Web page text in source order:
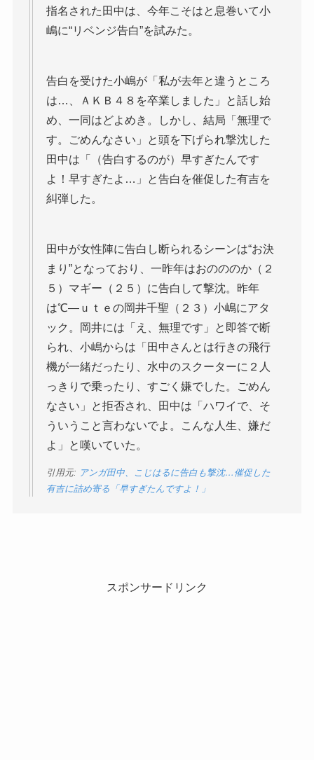
指名された田中は、今年こそはと息巻いて小
嶋に“リベンジ告白”を試みた。
告白を受けた小嶋が「私が去年と違うところ
は…、ＡＫＢ４８を卒業しました」と話し始
め、一同はどよめき。しかし、結局「無理で
す。ごめんなさい」と頭を下げられ撃沈した
田中は「（告白するのが）早すぎたんです
よ！早すぎたよ…」と告白を催促した有吉を
糾弾した。
田中が女性陣に告白し断られるシーンは“お決
まり”となっており、一昨年はおのののか（２
５）マギー（２５）に告白して撃沈。昨年
は℃―ｕｔｅの岡井千聖（２３）小嶋にアタ
ック。岡井には「え、無理です」と即答で断
られ、小嶋からは「田中さんとは行きの飛行
機が一緒だったり、水中のスクーターに２人
っきりで乗ったり、すごく嫌でした。ごめん
なさい」と拒否され、田中は「ハワイで、そ
ういうこと言わないでよ。こんな人生、嫌だ
よ」と嘆いていた。
引用元: アンガ田中、こじはるに告白も撃沈…催促した
有吉に詰め寄る「早すぎたんですよ！」
スポンサードリンク